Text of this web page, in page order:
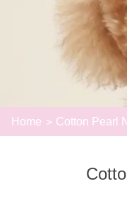
Home Cotton Pearl